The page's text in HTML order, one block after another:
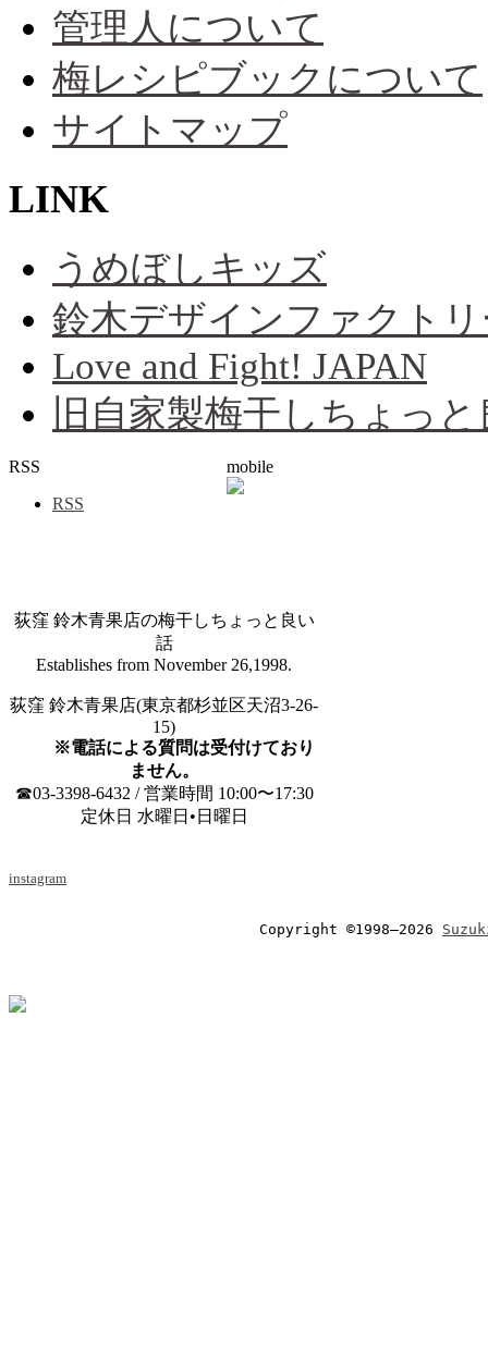
管理人について
梅レシピブックについて
サイトマップ
LINK
うめぼしキッズ
鈴木デザインファクト
Love and Fight! JAPAN
旧自家製梅干しちょっ
RSS
RSS
mobile
荻窪 鈴木青果店の梅干しちょっと良い
話
Establishes from November 26,1998.
荻窪 鈴木青果店(東京都杉並区天沼3-26-
15)
※電話による質問は受付けており
ません。
☎03-3398-6432 / 営業時間 10:00〜17:30
定休日 水曜日•日曜日
instagram
Copyright ©1998–2026